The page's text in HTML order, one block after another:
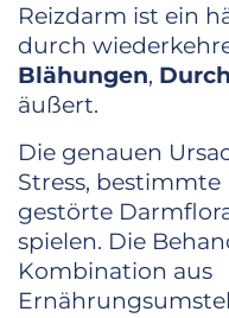
Reizdarm ist ein
durch
Blähungen,
äußert.
Die genauen
Stress,
gestörte
spielen. Die
Kombination aus